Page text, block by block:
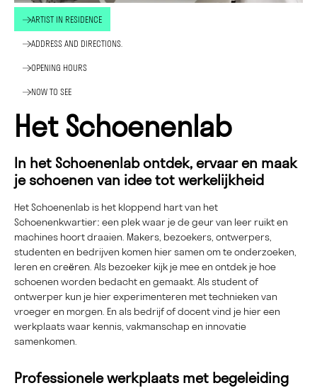
ARTIST IN RESIDENCE
ADDRESS AND DIRECTIONS.
OPENING HOURS
NOW TO SEE
Het Schoenenlab
In het Schoenenlab ontdek, ervaar en maak
je schoenen van idee tot werkelijkheid
Het Schoenenlab is het kloppend hart van het
Schoenenkwartier: een plek waar je de geur van leer ruikt en
machines hoort draaien. Makers, bezoekers, ontwerpers,
studenten en bedrijven komen hier samen om te onderzoeken,
leren en creëren. Als bezoeker kijk je mee en ontdek je hoe
schoenen worden bedacht en gemaakt. Als student of
ontwerper kun je hier experimenteren met technieken van
vroeger en morgen. En als bedrijf of docent vind je hier een
werkplaats waar kennis, vakmanschap en innovatie
samenkomen.
Professionele werkplaats met begeleiding